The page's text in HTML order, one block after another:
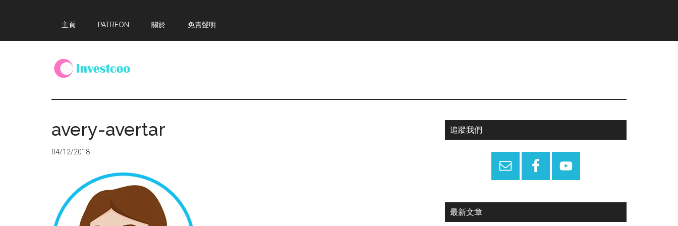
main
primary
footer
主頁 PATREON 關於 免責聲明
Investcoo
個
活
的
avery-avertar
04/12/2018
Primary
追蹤我們
最新文章